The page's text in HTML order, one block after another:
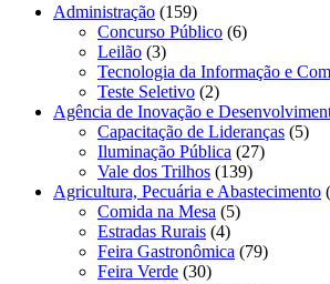
Administração (159)
Concurso Público (6)
Leilão (3)
Tecnologia da Informação e
Teste Seletivo (2)
Agência de Inovação e
Capacitação de Lideranças (5)
Iluminação Pública (27)
Vale dos Trilhos (139)
Agricultura, Pecuária e Abastecimento
Comida na Mesa (5)
Estradas Rurais (4)
Feira Gastronômica (79)
Feira Verde (30)